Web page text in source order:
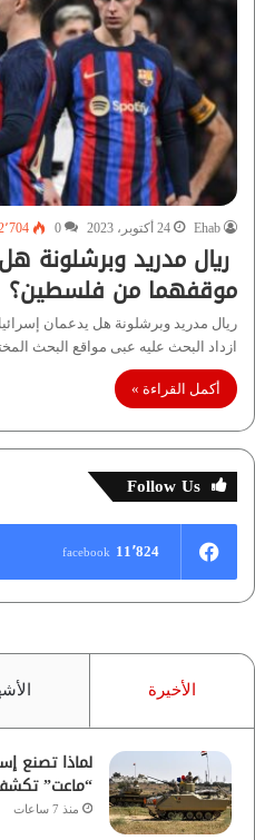
Ehab 24 أكتوبر، 2023 0
ريال مدريد وبرشلونة
موقفهما من فلسطين؟
ريال مدريد وبرشلونة هل يدعمان
ازداد البحث عليه عبى مواقع البحث
أكمل القراءة »
Follow Us
11٬824 facebook
الأخيرة
لماذا تصنع
“ماعت”
منذ 7 ساعات